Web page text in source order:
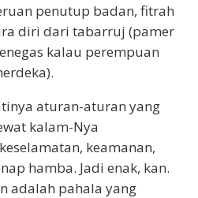
penutup badan, fitrah
diri dari tabarruj (pamer
kalau perempuan
aturan-aturan yang
kalam-Nya
keamanan,
hamba. Jadi enak, kan.
adalah pahala yang